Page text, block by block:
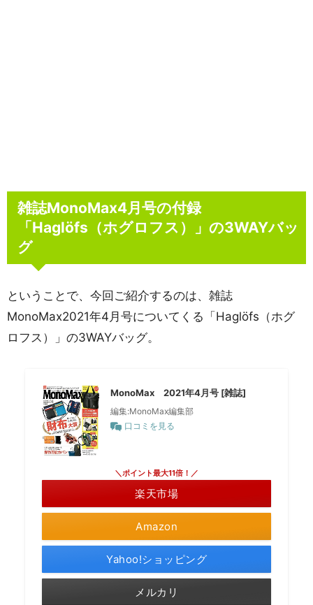
雑誌MonoMax4月号の付録
「Haglöfs（ホグロフス）」の3WAYバッ
グ
ということで、今回ご紹介するのは、雑誌
MonoMax2021年4月号についてくる「Haglöfs（ホグ
ロフス）」の3WAYバッグ。
MonoMax 2021年4月号 [雑誌]
編集:MonoMax編集部
口コミを見る
Amazon
＼ポイント最大11倍！／
楽天市場
Yahoo!ショッピング
メルカリ